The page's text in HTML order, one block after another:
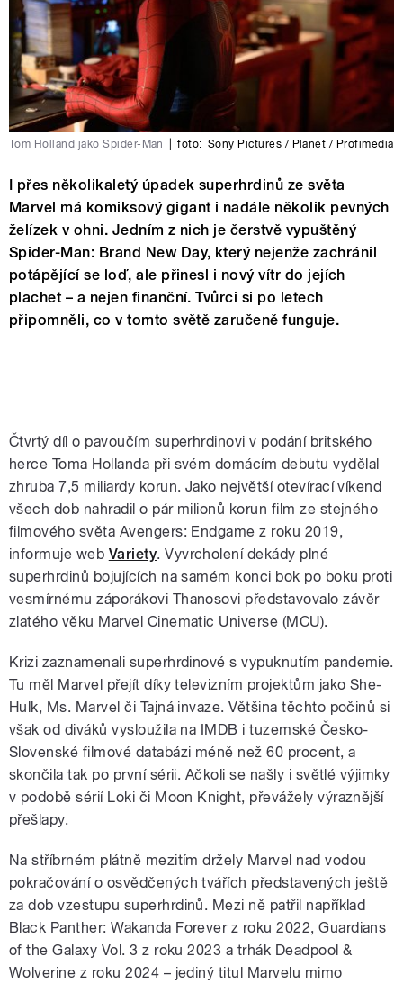
Tom Holland jako Spider-Man foto: Sony Pictures / Planet / Profimedia
I přes několikaletý úpadek superhrdinů ze světa
Marvel má komiksový gigant i nadále několik pevných
želízek v ohni. Jedním z nich je čerstvě vypuštěný
Spider-Man: Brand New Day, který nejenže zachránil
potápějící se loď, ale přinesl i nový vítr do jejích
plachet – a nejen finanční. Tvůrci si po letech
připomněli, co v tomto světě zaručeně funguje.
Čtvrtý díl o pavoučím superhrdinovi v podání britského
herce Toma Hollanda při svém domácím debutu vydělal
zhruba 7,5 miliardy korun. Jako největší otevírací víkend
všech dob nahradil o pár milionů korun film ze stejného
filmového světa Avengers: Endgame z roku 2019,
informuje web Variety. Vyvrcholení dekády plné
superhrdinů bojujících na samém konci bok po boku proti
vesmírnému záporákovi Thanosovi představovalo závěr
zlatého věku Marvel Cinematic Universe (MCU).
Krizi zaznamenali superhrdinové s vypuknutím pandemie.
Tu měl Marvel přejít díky televizním projektům jako She-
Hulk, Ms. Marvel či Tajná invaze. Většina těchto počinů si
však od diváků vysloužila na IMDB i tuzemské Česko-
Slovenské filmové databázi méně než 60 procent, a
skončila tak po první sérii. Ačkoli se našly i světlé výjimky
v podobě sérií Loki či Moon Knight, převážely výraznější
přešlapy.
Na stříbrném plátně mezitím držely Marvel nad vodou
pokračování o osvědčených tvářích představených ještě
za dob vzestupu superhrdinů. Mezi ně patřil například
Black Panther: Wakanda Forever z roku 2022, Guardians
of the Galaxy Vol. 3 z roku 2023 a trhák Deadpool &
Wolverine z roku 2024 – jediný titul Marvelu mimo